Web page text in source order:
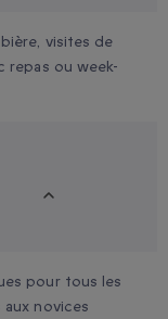
visites de
repas ou week-
pour tous les
novices